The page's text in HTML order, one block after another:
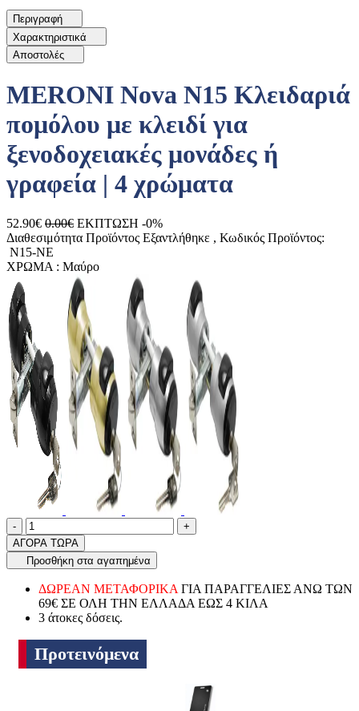
Περιγραφή
Χαρακτηριστικά
Αποστολές
MERONI Nova N15 Κλειδαριά
πομόλου με κλειδί για
ξενοδοχειακές μονάδες ή
γραφεία | 4 χρώματα
52.90€ 0.00€ ΕΚΠΤΩΣΗ -0%
Διαθεσιμότητα Προϊόντος Εξαντλήθηκε , Κωδικός Προϊόντος:
N15-NE
ΧΡΩΜΑ : Μαύρο
Ποσότητα
-product.increase.quantity +
ΑΓΟΡΑ ΤΩΡΑ
Προσθήκη στα αγαπημένα
ΔΩΡΕΑΝ ΜΕΤΑΦΟΡΙΚΑ ΓΙΑ ΠΑΡΑΓΓΕΛΙΕΣ ΑΝΩ ΤΩΝ
69€ ΣΕ ΟΛΗ ΤΗΝ ΕΛΛΑΔΑ ΕΩΣ 4 ΚΙΛΑ
3 άτοκες δόσεις.
Προτεινόμενα